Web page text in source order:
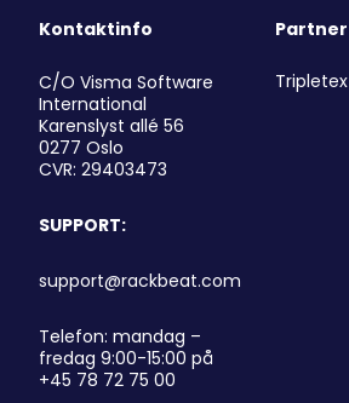
Kontaktinfo
C/O Visma Software
International
Karenslyst allé 56
0277 Oslo
CVR: 29403473
SUPPORT:
support@rackbeat.com
Telefon: mandag –
fredag 9:00-15:00 på
+45 78 72 75 00
Partner
Tripletex